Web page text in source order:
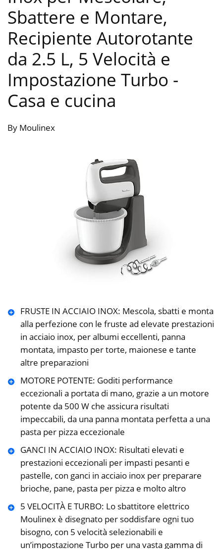
Sbattere e Montare,
Recipiente Autorotante
da 2.5 L, 5 Velocità e
Impostazione Turbo -
Casa e cucina
By Moulinex
FRUSTE IN ACCIAIO INOX: Mescola, sbatti e monta
alla perfezione con le fruste ad elevate prestazioni
in acciaio inox, per albumi eccellenti, panna
montata, impasto per torte, maionese e tante
altre preparazioni
MOTORE POTENTE: Goditi performance
eccezionali a portata di mano, grazie a un motore
potente da 500 W che assicura risultati
impeccabili, da una panna montata perfetta a una
pasta per pizza eccezionale
GANCI IN ACCIAIO INOX: Risultati elevati e
prestazioni eccezionali per impasti pesanti e
pastelle, con ganci in acciaio inox per preparare
brioche, pane, pasta per pizza e molto altro
5 VELOCITÀ E TURBO: Lo sbattitore elettrico
Moulinex è disegnato per soddisfare ogni tuo
bisogno, con 5 velocità selezionabili e
un’impostazione Turbo per una vasta gamma di